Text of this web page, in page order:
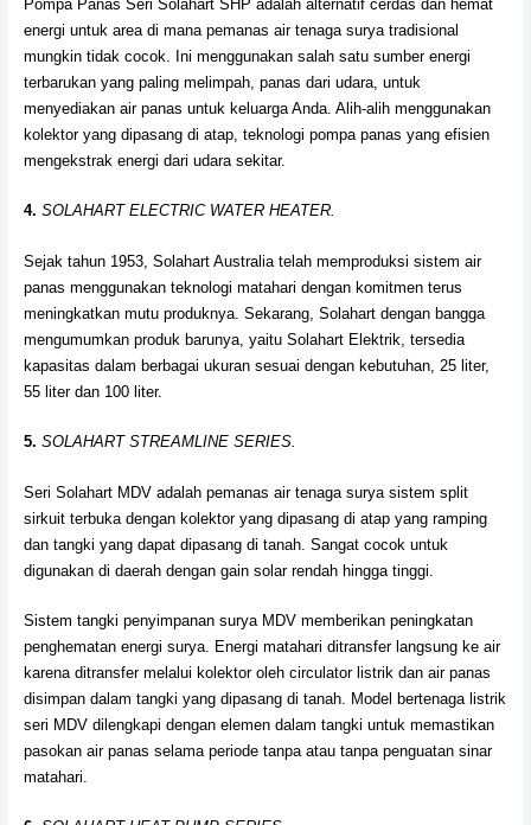
Pompa Panas Seri Solahart SHP adalah alternatif cerdas dan hemat
energi untuk area di mana pemanas air tenaga surya tradisional
mungkin tidak cocok. Ini menggunakan salah satu sumber energi
terbarukan yang paling melimpah, panas dari udara, untuk
menyediakan air panas untuk keluarga Anda. Alih-alih menggunakan
kolektor yang dipasang di atap, teknologi pompa panas yang efisien
mengekstrak energi dari udara sekitar.
4. SOLAHART ELECTRIC WATER HEATER.
Sejak tahun 1953, Solahart Australia telah memproduksi sistem air
panas menggunakan teknologi matahari dengan komitmen terus
meningkatkan mutu produknya. Sekarang, Solahart dengan bangga
mengumumkan produk barunya, yaitu Solahart Elektrik, tersedia
kapasitas dalam berbagai ukuran sesuai dengan kebutuhan, 25 liter,
55 liter dan 100 liter.
5. SOLAHART STREAMLINE SERIES.
Seri Solahart MDV adalah pemanas air tenaga surya sistem split
sirkuit terbuka dengan kolektor yang dipasang di atap yang ramping
dan tangki yang dapat dipasang di tanah. Sangat cocok untuk
digunakan di daerah dengan gain solar rendah hingga tinggi.
Sistem tangki penyimpanan surya MDV memberikan peningkatan
penghematan energi surya. Energi matahari ditransfer langsung ke air
karena ditransfer melalui kolektor oleh circulator listrik dan air panas
disimpan dalam tangki yang dipasang di tanah. Model bertenaga listrik
seri MDV dilengkapi dengan elemen dalam tangki untuk memastikan
pasokan air panas selama periode tanpa atau tanpa penguatan sinar
matahari.